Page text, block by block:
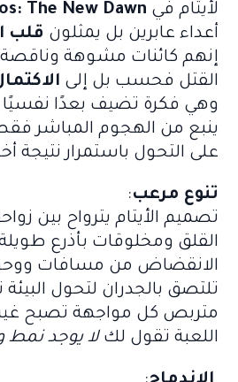
لأيتام في The New Dawn
أعداء عابرين بل يمثلون قلب
إنهم كائنات مشوهة
القتل فحسب بل إلى
وهي فكرة تضيف بعدًا نفسيًا
ينبع من الهجوم المباشر
على التحول باستمرار نتيجة
تنوع مرعب:
تصميم الأيتام يترواح بين
القلق ومخلوقات بأذرع
الانقضاض من مسافات
تلتصق بالجدران لتحول
متربص كل مواجهة تصبح
اللعبة تقول لكلا يوجد نمط